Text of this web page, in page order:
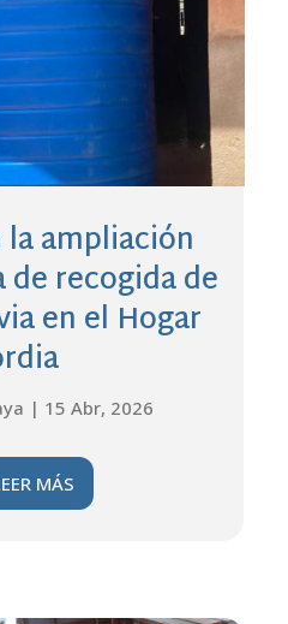
ampliación
recogida de
en el Hogar
| 15 Abr, 2026
MÁS